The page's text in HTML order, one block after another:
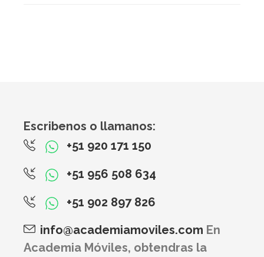
Escribenos o llamanos:
+51 920 171 150
+51 956 508 634
+51 902 897 826
info@academiamoviles.com En
Academia Móviles, obtendras la